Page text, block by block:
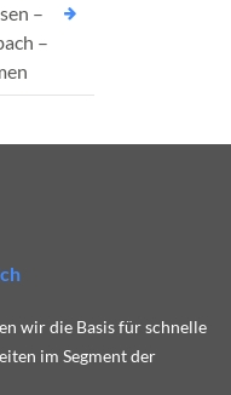
–
–
wir die Basis für schnelle
im Segment der